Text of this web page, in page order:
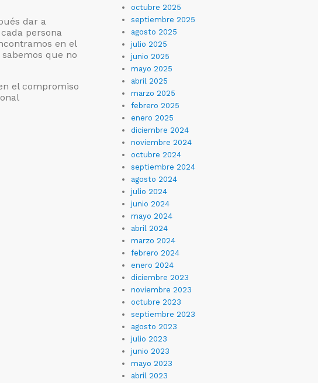
dar a
persona
en el
que no
el compromiso
octubre 2025
septiembre 2025
agosto 2025
julio 2025
junio 2025
mayo 2025
abril 2025
marzo 2025
febrero 2025
enero 2025
diciembre 2024
noviembre 2024
octubre 2024
septiembre 2024
agosto 2024
julio 2024
junio 2024
mayo 2024
abril 2024
marzo 2024
febrero 2024
enero 2024
diciembre 2023
noviembre 2023
octubre 2023
septiembre 2023
agosto 2023
julio 2023
junio 2023
mayo 2023
abril 2023